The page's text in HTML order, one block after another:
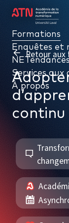
Retour
continu
Formations
Enquêtes et
NETendances
Services aux
À propos
Formations
Enquêtes et
NETendances
Services aux
À propos
PAR
Données,